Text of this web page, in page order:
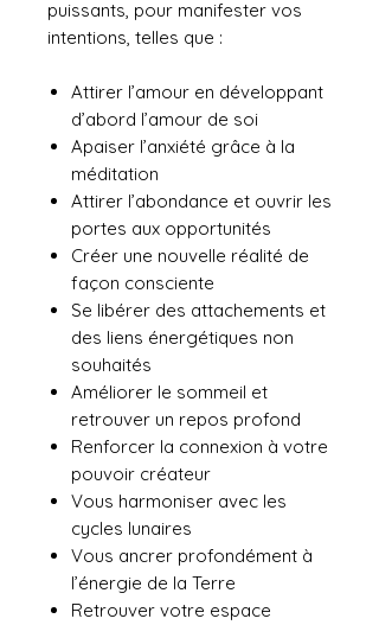
puissants, pour manifester vos
intentions, telles que :
Attirer l’amour en développant
d’abord l’amour de soi
Apaiser l’anxiété grâce à la
méditation
Attirer l’abondance et ouvrir les
portes aux opportunités
Créer une nouvelle réalité de
façon consciente
Se libérer des attachements et
des liens énergétiques non
souhaités
Améliorer le sommeil et
retrouver un repos profond
Renforcer la connexion à votre
pouvoir créateur
Vous harmoniser avec les
cycles lunaires
Vous ancrer profondément à
l’énergie de la Terre
Retrouver votre espace